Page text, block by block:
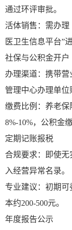
通过环评审批。
活体销售：需办
医卫生信息平台”
社保与公积金开户
办理渠道：携带
管理中心办理单位
缴费比例：养老保
8%-10%，公积金
定期记账报税
合规要求：即使无
入经营异常名录。
专业建议：初期
本约200-500元。
年度报告公示